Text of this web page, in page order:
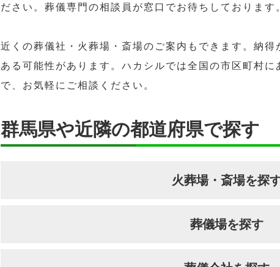
ださい。葬儀専門の相談員が窓口でお待ちしております
近くの葬儀社・火葬場・斎場のご案内もできます。納
ある可能性があります。ハカシルでは全国の市区町村
で、お気軽にご相談ください。
群馬県や近隣の都道府県で探す
火葬場・斎場を探
葬儀場を探す